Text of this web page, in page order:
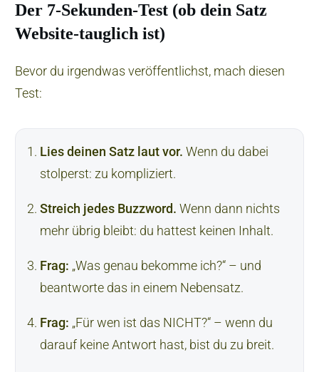
Der 7-Sekunden-Test (ob dein Satz
Website-tauglich ist)
Bevor du irgendwas veröffentlichst, mach diesen
Test:
Lies deinen Satz laut vor. Wenn du dabei
stolperst: zu kompliziert.
Streich jedes Buzzword. Wenn dann nichts
mehr übrig bleibt: du hattest keinen Inhalt.
Frag: „Was genau bekomme ich?“ – und
beantworte das in einem Nebensatz.
Frag: „Für wen ist das NICHT?“ – wenn du
darauf keine Antwort hast, bist du zu breit.